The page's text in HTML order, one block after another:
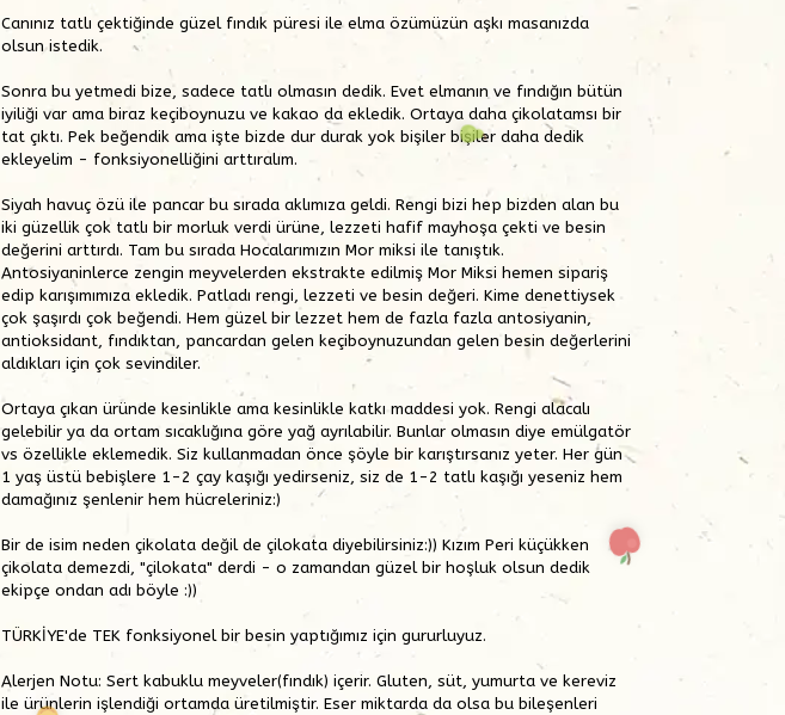
Canınız tatlı çektiğinde güzel fındık püresi ile elma özümüzün aşkı masanızda
olsun istedik.
Sonra bu yetmedi bize, sadece tatlı olmasın dedik. Evet elmanın ve fındığın bütün
iyiliği var ama biraz keçiboynuzu ve kakao da ekledik. Ortaya daha çikolatamsı bir
tat çıktı. Pek beğendik ama işte bizde dur durak yok bişiler bişiler daha dedik
ekleyelim - fonksiyonelliğini arttıralım.
Siyah havuç özü ile pancar bu sırada aklımıza geldi. Rengi bizi hep bizden alan bu
iki güzellik çok tatlı bir morluk verdi ürüne, lezzeti hafif mayhoşa çekti ve besin
değerini arttırdı. Tam bu sırada Hocalarımızın Mor miksi ile tanıştık.
Antosiyaninlerce zengin meyvelerden ekstrakte edilmiş Mor Miksi hemen sipariş
edip karışımımıza ekledik. Patladı rengi, lezzeti ve besin değeri. Kime denettiysek
çok şaşırdı çok beğendi. Hem güzel bir lezzet hem de fazla fazla antosiyanin,
antioksidant, fındıktan, pancardan gelen keçiboynuzundan gelen besin değerlerini
aldıkları için çok sevindiler.
Ortaya çıkan üründe kesinlikle ama kesinlikle katkı maddesi yok. Rengi alacalı
gelebilir ya da ortam sıcaklığına göre yağ ayrılabilir. Bunlar olmasın diye emülgatör
vs özellikle eklemedik. Siz kullanmadan önce şöyle bir karıştırsanız yeter. Her gün
1 yaş üstü bebişlere 1-2 çay kaşığı yedirseniz, siz de 1-2 tatlı kaşığı yeseniz hem
damağınız şenlenir hem hücreleriniz:)
Bir de isim neden çikolata değil de çilokata diyebilirsiniz:)) Kızım Peri küçükken
çikolata demezdi, "çilokata" derdi - o zamandan güzel bir hoşluk olsun dedik
ekipçe ondan adı böyle :))
TÜRKİYE'de TEK fonksiyonel bir besin yaptığımız için gururluyuz.
Alerjen Notu: Sert kabuklu meyveler(fındık) içerir. Gluten, süt, yumurta ve kereviz
ile ürünlerin işlendiği ortamda üretilmiştir. Eser miktarda da olsa bu bileşenleri